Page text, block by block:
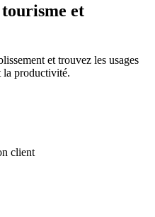
et
et trouvez les usages
la productivité.
client